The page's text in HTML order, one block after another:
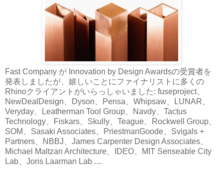
Fast Company が Innovation by Design Awardsの受賞者を
発表しましたが、嬉しいことにファイナリストに多くの
Rhinoクライアントがいらっしゃいました: fuseproject、
NewDealDesign、Dyson、Pensa、Whipsaw、LUNAR、
Veryday、Leatherman Tool Group、Navdy、Tactus
Technology、Fiskars、Skully、Teague、Rockwell Group、
SOM、Sasaki Associates、PriestmanGoode、Svigals +
Partners、NBBJ、James Carpenter Design Associates、
Michael Maltzan Architecture、IDEO、MIT Senseable City
Lab、Joris Laarman Lab ....